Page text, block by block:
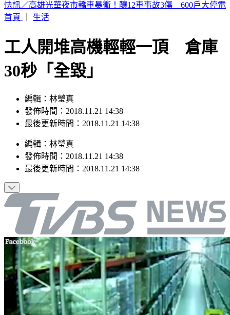
預告基本工資要漲了！賴清德喊話企業：有獲利替「員工加
薪」
工人開堆高機輕輕一頂 倉庫
30秒「全毀」
編輯：林瑩真
發佈時間：2018.11.21 14:38
編輯：林瑩真
發佈時間：2018.11.21 14:38